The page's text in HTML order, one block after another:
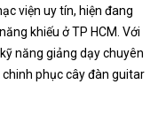
viện uy tín, hiện đang
khiếu ở TP HCM. Với
năng giảng dạy chuyên
phục cây đàn guitar